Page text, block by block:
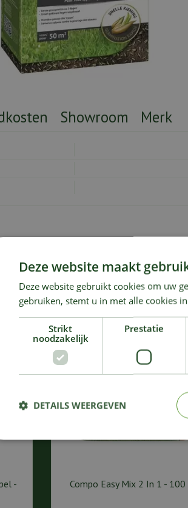
Showroom Merk
-
Compo Easy Mix 2 In 1 - 100
Deze website maakt
Deze website gebruikt cookies om uw
gebruiken, stemt u in met alle cookies
Strikt
noodzakelijk
Prestatie
DETAILS WEERGEVEN